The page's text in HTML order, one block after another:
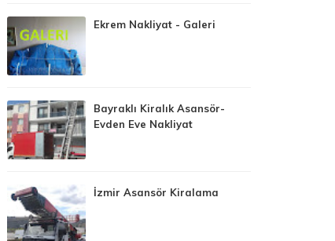
Ekrem Nakliyat - Galeri
Bayraklı Kiralık Asansör-
Evden Eve Nakliyat
İzmir Asansör Kiralama